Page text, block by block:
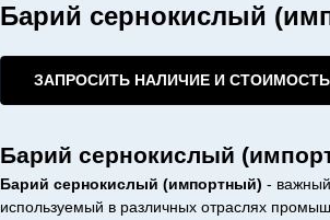
Барий сернокислый
ЗАПРОСИТЬ НАЛИЧИЕ И СТОИМОСТЬ
Барий сернокислый
Барий сернокислый (импортный) -
используемый в различных отраслях